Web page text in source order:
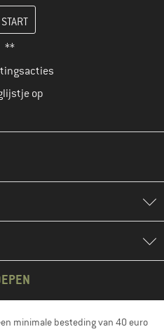
in de volgende stap je
**
op
minimale besteding van 40 euro